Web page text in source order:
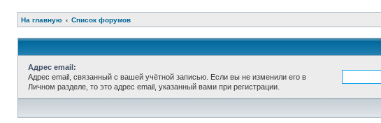
На главную Список форумов
Адрес email:
Адрес email, связанный с вашей учётной записью. Если вы не изменили его в
Личном разделе, то это адрес email, указанный вами при регистрации.